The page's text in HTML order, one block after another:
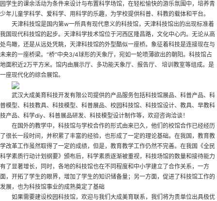
园学生的课余活动为条件来设计与布置科学场馆，在轻松愉快的游乐氛围中，培养青
少年儿童学科学、爱科学、用科学的乐趣，为学校提供科普、科教的载体和平台。
天津科技馆是国内第w一所具有现代意义的科技馆，天津科技馆出的出现标准着
我国现代科技馆的起步。天津科学技术馆位于河西区隆昌路，文化中心内。无论从高
处鸟瞰，还是从远处凭眺，天津科技馆的外型酷似一座桥。象征着科技是连接现在与
未来的一座桥梁。“桥”中央3/4球形的天象厅，宛如一轮喷薄欲出的朝阳。科技馆占
地面积近2万平方米。馆内由展示厅、多功能天象厅、报告厅、 培训教室等组成。是
一座现代化的综合展馆。
武汉大成美育科技开发有限公司提供的产品服务包括科技馆展品、科普产品、科
普模型、科技教具、科技模型、科普展品、校园科技馆、科技馆设计、教具、早教科
技产品、科学diy、科普展品研发、科技模型设计制作等，欢迎咨询洽谈！
在国外的教学中，科技馆与学校合作的形式由来已久，他们的校馆合作已经经历
了很长一段时间，并积累了丰富的经验，也形成了一定的理论基础。在我国，教育教
学改革工作虽然取得了一定的成绩，但是，教育教学工作仍然不完善。在我国《全民
科学素质行动计划纲要》颁布后，科学素质逐渐被重视，科技场馆的数量和接待能力
有了显著增长，同时，各地的科技馆也在不同程度和中小学建立了合作关系，一方
面，开拓了学生的眼界，增加了学生的知识储备量；另一方面，促进了科技馆工作的
发展，也为科技馆事业的成熟奠定了基础
如果需要建设校园科技馆，欢迎与我们大成美育联系，我们将为贵单位出具极优